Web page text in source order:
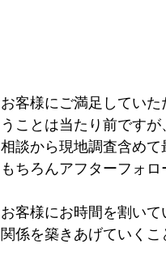
お客様にご満足してい
うことは当たり前です
相談から現地調査含めて
もちろんアフターフォ
お客様にお時間を割い
関係を築きあげていくこ